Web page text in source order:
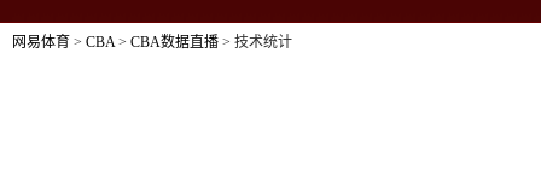
网易体育 > CBA> CBA数据直播 > 技术统计